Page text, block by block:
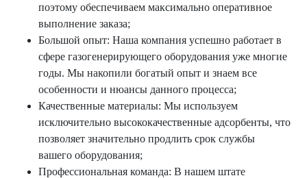
поэтому обеспечиваем максимально оперативное
выполнение заказа;
Большой опыт: Наша компания успешно работает в
сфере газогенерирующего оборудования уже многие
годы. Мы накопили богатый опыт и знаем все
особенности и нюансы данного процесса;
Качественные материалы: Мы используем
исключительно высококачественные адсорбенты, что
позволяет значительно продлить срок службы
вашего оборудования;
Профессиональная команда: В нашем штате